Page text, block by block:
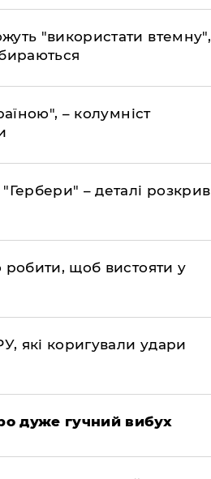
"використати втемну",
– колумніст
– деталі розкрив
робити, щоб вистояти у
які коригували удари
дуже гучний вибух